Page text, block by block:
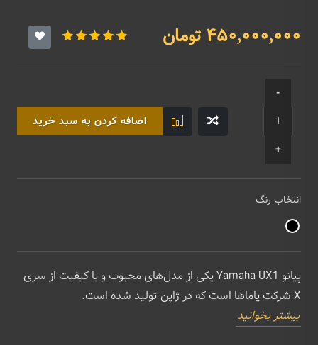
450,000,000 تومان
اضافه کردن به سبد خرید
انتخاب رنگ
پیانو Yamaha UX1 یکی از مدل‌های محبوب و با کیفیت از سری
X شرکت یاماها است که در ژاپن تولید شده است.
بیشتر بخوانید